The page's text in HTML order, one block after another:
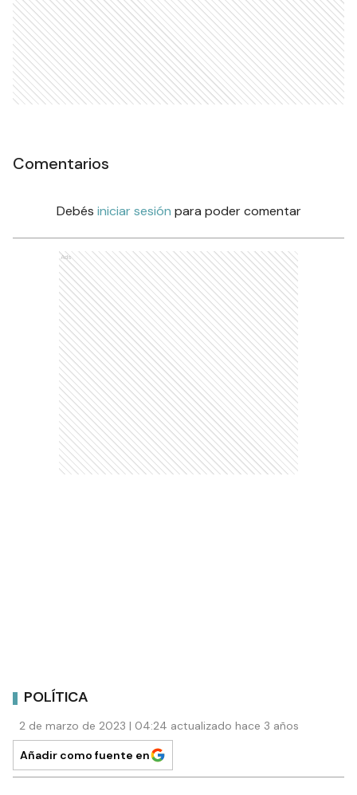
Comentarios
Debés iniciar sesión para poder comentar
Ads
POLÍTICA
2 de marzo de 2023 | 04:24 actualizado hace 3 años
Añadir como fuente en